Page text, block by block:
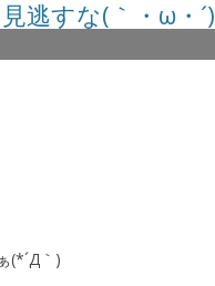
逃すな(｀・ω・´)
(*´Д｀)